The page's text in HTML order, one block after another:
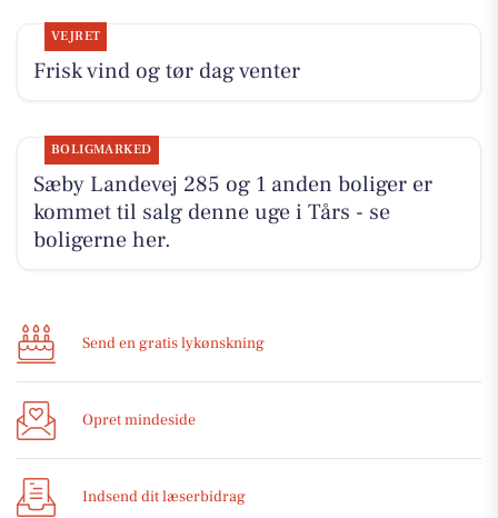
VEJRET
Frisk vind og tør dag venter
BOLIGMARKED
Sæby Landevej 285 og 1 anden boliger er
kommet til salg denne uge i Tårs - se
boligerne her.
Send en gratis lykønskning
Opret mindeside
Indsend dit læserbidrag